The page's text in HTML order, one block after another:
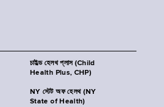
চাইল্ড হেলথ প্লাস (Child
Health Plus, CHP)
NY স্টেট অফ হেলথ (NY
State of Health)